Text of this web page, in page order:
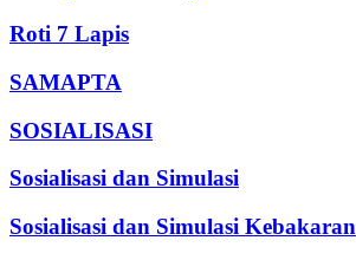
Roti 7 Lapis
SAMAPTA
SOSIALISASI
Sosialisasi dan Simulasi
Sosialisasi dan Simulasi Kebakaran